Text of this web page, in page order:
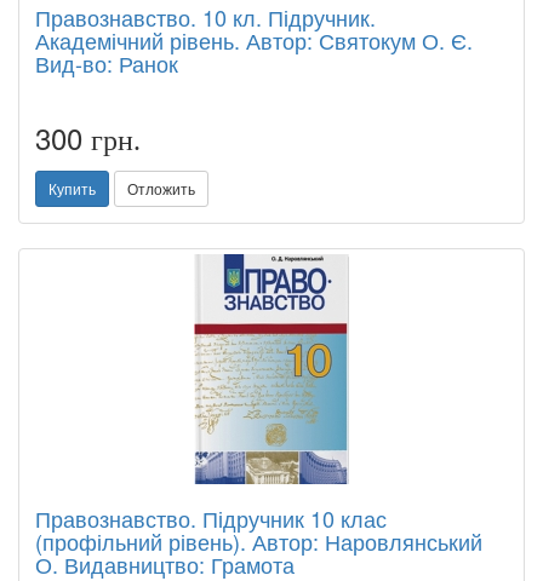
Правознавство. 10 кл. Підручник.
Академічний рівень. Автор: Святокум О. Є.
Вид-во: Ранок
300 грн.
Купить Отложить
Правознавство. Підручник 10 клас
(профільний рівень). Автор: Наровлянський
О. Видавництво: Грамота